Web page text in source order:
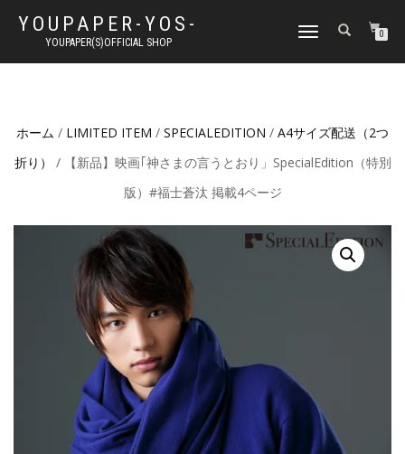
YOUPAPER-YOS-
YOUPAPER(S)OFFICIAL SHOP
ナ
ゲ
ン
り
0
ホーム / LIMITED ITEM / SPECIALEDITION / A4サイズ配送（2つ
折り）
/ 【新品】映画｢神さまの言うとおり」SpecialEdition（特別
版）#福士蒼汰 掲載4ページ